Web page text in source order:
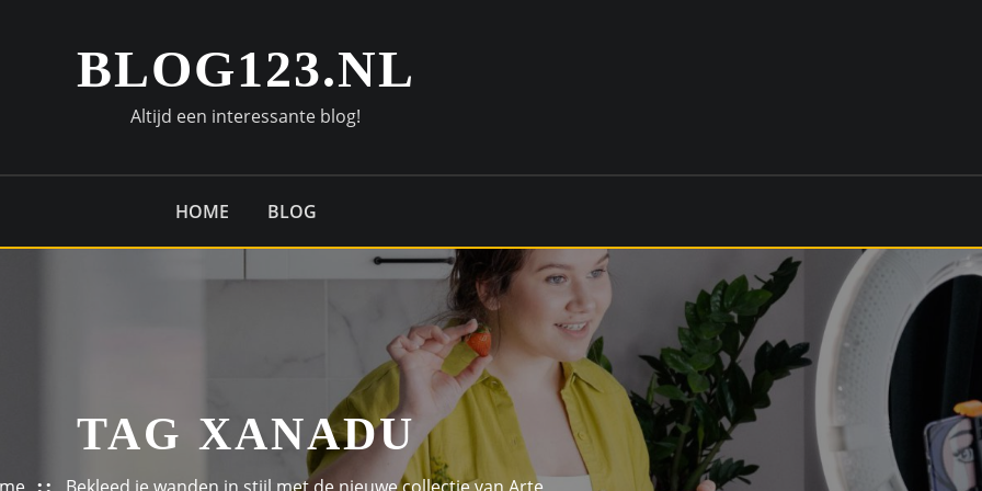
BLOG123.NL
Altijd een interessante blog!
HOME BLOG
TAG XANADU